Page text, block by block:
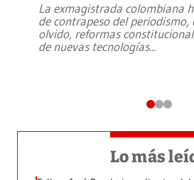
La exmagistrada colombiana
de contrapeso del periodismo,
olvido, reformas
de nuevas tecnologías...
Lo más